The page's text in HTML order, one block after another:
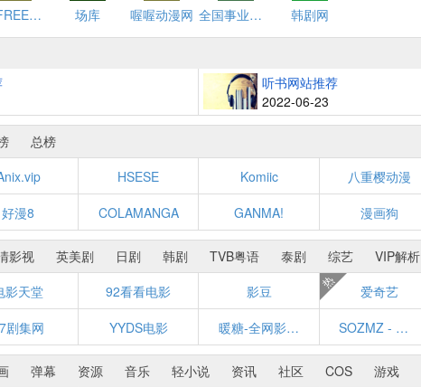
MYFREEMP3 场库 喔喔动漫网 全国事业单位招聘网 韩剧网
听书网站推荐
2022-06-23
总榜
HSESE Komiic 八重樱动漫
好漫8 COLAMANGA GANMA! 漫画狗
影视 英美剧 日剧 韩剧 TVB粤语 泰剧 综艺 VIP解析
影天堂 92看看电影 影豆 爱奇艺
热
剧集网 YYDS电影 暖糖-全网影视搜索引擎 SOZMZ - 人人影视分级搜索
弹幕 资源 音乐 轻小说 资讯 社区 COS
游戏